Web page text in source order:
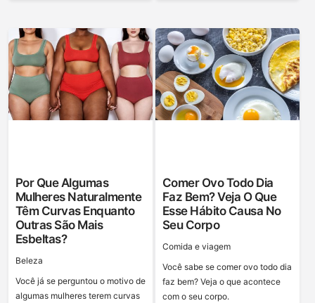
Por Que Algumas
Mulheres Naturalmente
Têm Curvas Enquanto
Outras São Mais
Esbeltas?
Beleza
Você já se perguntou o motivo de
algumas mulheres terem curvas
Comer Ovo Todo Dia
Faz Bem? Veja O Que
Esse Hábito Causa No
Seu Corpo
Сomida e viagem
Você sabe se comer ovo todo dia
faz bem? Veja o que acontece
com o seu corpo.